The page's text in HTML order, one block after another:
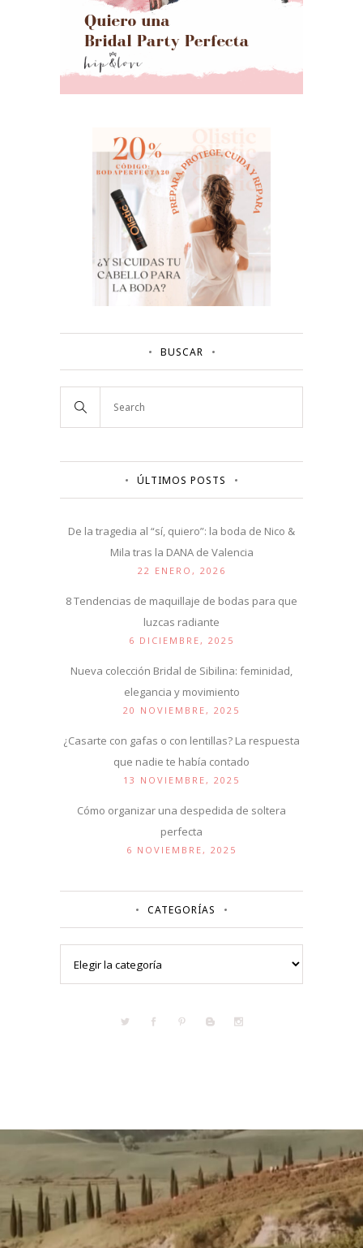
BUSCAR
ÚLTIMOS POSTS
De la tragedia al “sí, quiero”: la boda de Nico &
Mila tras la DANA de Valencia
22 ENERO, 2026
8 Tendencias de maquillaje de bodas para que
luzcas radiante
6 DICIEMBRE, 2025
Nueva colección Bridal de Sibilina: feminidad,
elegancia y movimiento
20 NOVIEMBRE, 2025
¿Casarte con gafas o con lentillas? La respuesta
que nadie te había contado
13 NOVIEMBRE, 2025
Cómo organizar una despedida de soltera
perfecta
6 NOVIEMBRE, 2025
CATEGORÍAS